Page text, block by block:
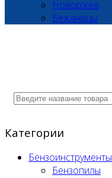
Новоржев
Бежаницы
Категории
Бензоинструменты
Бензопилы